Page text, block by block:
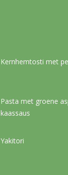
Kernhemtosti met
Pasta met groene
kaassaus
Yakitori